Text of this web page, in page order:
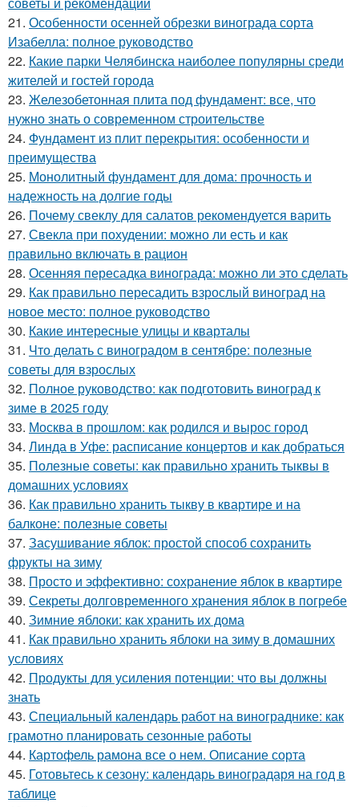
21. Особенности осенней обрезки винограда сорта
Изабелла: полное руководство
22. Какие парки Челябинска наиболее популярны среди
жителей и гостей города
23. Железобетонная плита под фундамент: все, что
нужно знать о современном строительстве
24. Фундамент из плит перекрытия: особенности и
преимущества
25. Монолитный фундамент для дома: прочность и
надежность на долгие годы
26. Почему свеклу для салатов рекомендуется варить
27. Свекла при похудении: можно ли есть и как
правильно включать в рацион
28. Осенняя пересадка винограда: можно ли это сделать
29. Как правильно пересадить взрослый виноград на
новое место: полное руководство
30. Какие интересные улицы и кварталы
31. Что делать с виноградом в сентябре: полезные
советы для взрослых
32. Полное руководство: как подготовить виноград к
зиме в 2025 году
33. Москва в прошлом: как родился и вырос город
34. Линда в Уфе: расписание концертов и как добраться
35. Полезные советы: как правильно хранить тыквы в
домашних условиях
36. Как правильно хранить тыкву в квартире и на
балконе: полезные советы
37. Засушивание яблок: простой способ сохранить
фрукты на зиму
38. Просто и эффективно: сохранение яблок в квартире
39. Секреты долговременного хранения яблок в погребе
40. Зимние яблоки: как хранить их дома
41. Как правильно хранить яблоки на зиму в домашних
условиях
42. Продукты для усиления потенции: что вы должны
знать
43. Специальный календарь работ на винограднике: как
грамотно планировать сезонные работы
44. Картофель рамона все о нем. Описание сорта
45. Готовьтесь к сезону: календарь виноградаря на год в
таблице